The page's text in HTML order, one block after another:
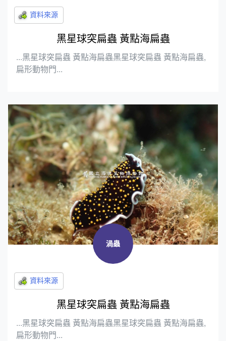
黑星球突扁蟲 黃點海扁蟲
...黑星球突扁蟲 黃點海扁蟲黑星球突扁蟲 黃點海扁蟲,
扁形動物門...
渦蟲
黑星球突扁蟲 黃點海扁蟲
...黑星球突扁蟲 黃點海扁蟲黑星球突扁蟲 黃點海扁蟲,
扁形動物門...